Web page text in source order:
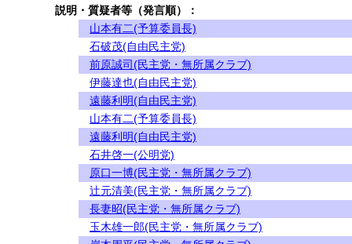
説明・質疑者等（発言順）：
山本有二(予算委員長)
石破茂(自由民主党)
前原誠司(民主党・無所属クラブ)
伊藤達也(自由民主党)
遠藤利明(自由民主党)
山本有二(予算委員長)
遠藤利明(自由民主党)
石井啓一(公明党)
原口一博(民主党・無所属クラブ)
辻元清美(民主党・無所属クラブ)
長妻昭(民主党・無所属クラブ)
玉木雄一郎(民主党・無所属クラブ)